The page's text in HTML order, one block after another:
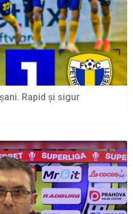
Rapid și sigur